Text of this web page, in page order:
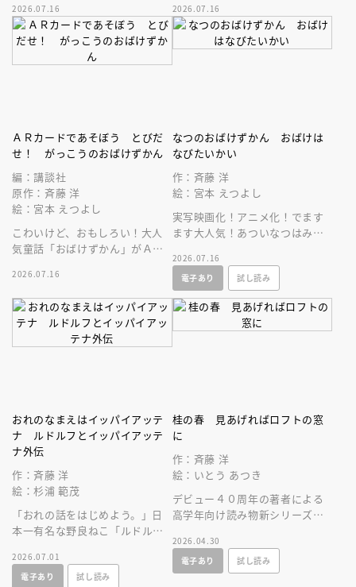
2026.07.16 2026.07.16
ＡＲカードであそぼう とびだ
せ！ がっこうのおばけずかん
編：講談社
原作：斉藤 洋
絵：宮本 えつよし
こわいけど、おもしろい！大人
気童話「おばけずかん」がＡＲ
2026.07.16
なつのおばけずかん おばけは
なびたいかい
作：斉藤 洋
絵：宮本 えつよし
実写映画化！アニメ化！でます
ます大人気！あついなつはみの
ぱい、でもこの本をよめばだい
じょうぶ！
2026.07.16
電子あり
試し読み
おれのなまえはイッパイアッテ
ナ ルドルフとイッパイアッテ
ナ外伝
作：斉藤 洋
絵：杉浦 範茂
「おれの話をはじめよう。」日
本一有名な野良ねこ「ルドルフ
年！待望六巻目はイッパイアッ
テナの物語。
2026.07.01
電子あり
試し読み
桂の春 見あげればロフトの窓
に
作：斉藤 洋
絵：いとう あつき
デビュー４０周年の著者による
高学年向け読み物新シリーズ。
し不穏なファンタジー。
2026.04.30
電子あり
試し読み